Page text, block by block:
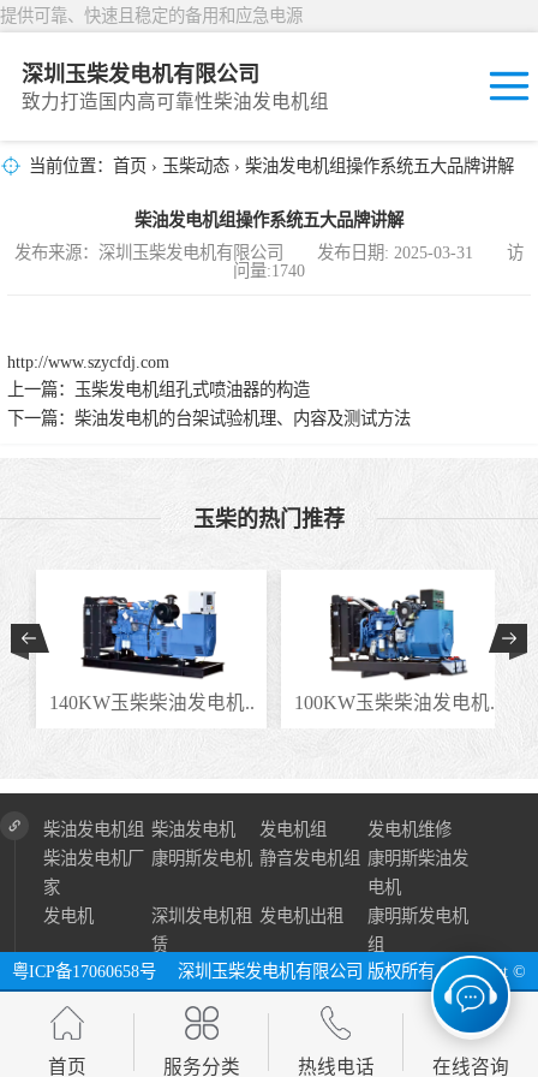
提供可靠、快速且稳定的备用和应急电源
深圳玉柴发电机有限公司
致力打造国内高可靠性柴油发电机组
当前位置： 首页 › 玉柴动态 › 柴油发电机组操作系统五大品牌讲解
柴油发电机组操作系统五大品牌讲解
发布来源：深圳玉柴发电机有限公司 发布日期: 2025-03-31 访
问量:1740
http://www.szycfdj.com
上一篇：
玉柴发电机组孔式喷油器的构造
下一篇： 柴油发电机的台架试验机理、内容及测试方法
玉柴的热门推荐
140KW玉柴柴油发电机.. 100KW玉柴柴油发电机..
柴油发电机组 柴油发电机 发电机组
发电机维修
柴油发电机厂
家
康明斯发电机 静音发电机组 康明斯柴油发
电机
发电机
深圳发电机租
赁
发电机出租
康明斯发电机
组
粤ICP备17060658号
深圳玉柴发电机有限公司 版权所有 Copyright ©
2024 All Right Reserve ⓔ 网址：http://www.szycfdj.com网站地图
首页 服务分类 热线电话 在线咨询
固定开放式